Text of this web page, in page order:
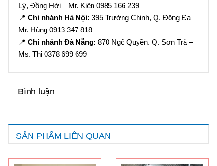
Lý, Đồng Hới – Mr. Kiên 0985 166 239
📍 Chi nhánh Hà Nội: 395 Trường Chinh, Q. Đống Đa –
Mr. Hùng 0913 347 818
📍 Chi nhánh Đà Nẵng: 870 Ngô Quyền, Q. Sơn Trà –
Ms. Thi 0378 699 699
Bình luận
SẢN PHẨM LIÊN QUAN